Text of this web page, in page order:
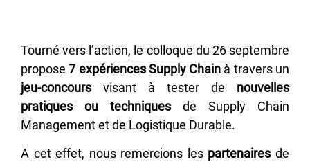
Tourné vers l’action, le colloque du 26 septembre
propose7 expériences Supply Chain à travers un
jeu-concoursvisant à tester de nouvelles
pratiques ou techniquesde Supply Chain
Management et de Logistique Durable.
A cet effet, nous remercions les partenairesde